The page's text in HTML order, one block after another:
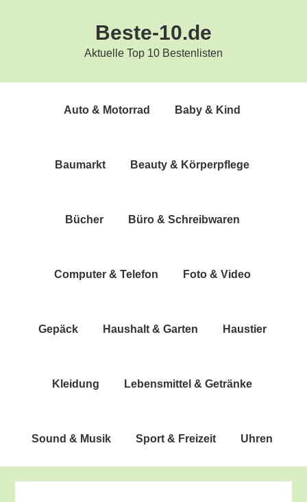
Beste-10.de
Aktuelle Top 10 Bestenlisten
Auto & Motorrad Baby & Kind
Bau­markt Beau­ty & Körperpflege
Bücher Büro & Schreibwaren
Com­pu­ter & Telefon Foto & Video
Gepäck Haus­halt & Garten Haus­tier
Klei­dung Lebens­mit­tel & Getränke
Sound & Musik Sport & Freizeit Uhren